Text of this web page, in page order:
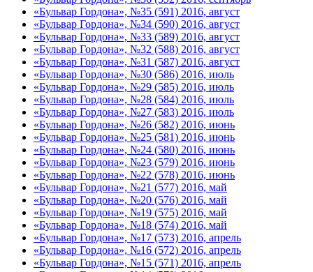
«Бульвар Гордона», №35 (591) 2016, август
«Бульвар Гордона», №34 (590) 2016, август
«Бульвар Гордона», №33 (589) 2016, август
«Бульвар Гордона», №32 (588) 2016, август
«Бульвар Гордона», №31 (587) 2016, август
«Бульвар Гордона», №30 (586) 2016, июль
«Бульвар Гордона», №29 (585) 2016, июль
«Бульвар Гордона», №28 (584) 2016, июль
«Бульвар Гордона», №27 (583) 2016, июль
«Бульвар Гордона», №26 (582) 2016, июнь
«Бульвар Гордона», №25 (581) 2016, июнь
«Бульвар Гордона», №24 (580) 2016, июнь
«Бульвар Гордона», №23 (579) 2016, июнь
«Бульвар Гордона», №22 (578) 2016, июнь
«Бульвар Гордона», №21 (577) 2016, май
«Бульвар Гордона», №20 (576) 2016, май
«Бульвар Гордона», №19 (575) 2016, май
«Бульвар Гордона», №18 (574) 2016, май
«Бульвар Гордона», №17 (573) 2016, апрель
«Бульвар Гордона», №16 (572) 2016, апрель
«Бульвар Гордона», №15 (571) 2016, апрель